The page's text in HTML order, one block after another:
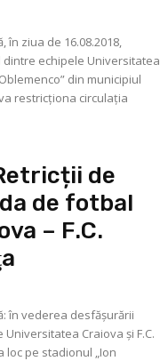
în ziua de 16.08.2018,
echipele Universitatea
din municipiul
restricţiona circulaţia
de
de fotbal
– F.C.
în vederea desfăşurării
Craiova şi F.C.
pe stadionul „Ion